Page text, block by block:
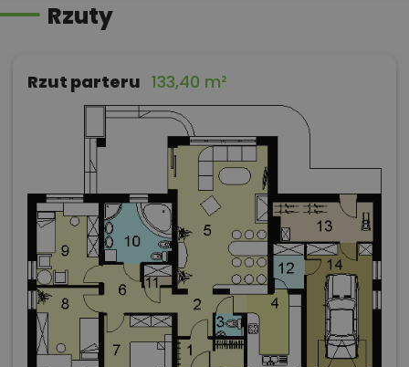
Rzuty
Rzut parteru 133,40 m²